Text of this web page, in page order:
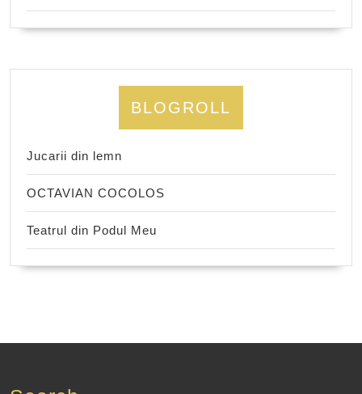
BLOGROLL
Jucarii din lemn
OCTAVIAN COCOLOS
Teatrul din Podul Meu